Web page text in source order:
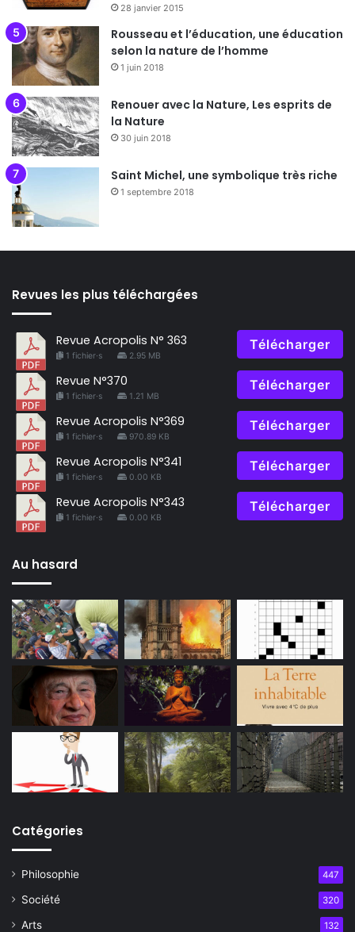
28 janvier 2015
Rousseau et l’éducation, une éducation
selon la nature de l’homme
1 juin 2018
Renouer avec la Nature, Les esprits de
la Nature
30 juin 2018
Saint Michel, une symbolique très riche
1 septembre 2018
Revues les plus téléchargées
Revue Acropolis N° 363
1 fichier·s 2.95 MB
Télécharger
Revue N°370
1 fichier·s 1.21 MB
Télécharger
Revue Acropolis N°369
1 fichier·s 970.89 KB
Télécharger
Revue Acropolis N°341
1 fichier·s 0.00 KB
Télécharger
Revue Acropolis N°343
1 fichier·s 0.00 KB
Télécharger
Au hasard
Catégories
Philosophie 447
Société 320
Arts 132